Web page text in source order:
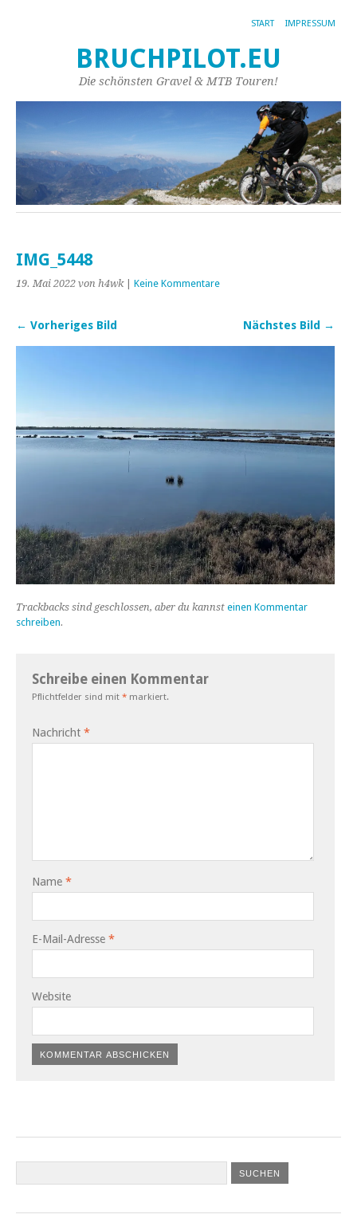
START IMPRESSUM
BRUCHPILOT.EU
Die schönsten Gravel & MTB Touren!
IMG_5448
19. Mai 2022 von h4wk| Keine Kommentare
← Vorheriges Bild Nächstes Bild →
Trackbacks sind geschlossen, aber du kannst einen Kommentar
schreiben.
Schreibe einen Kommentar
Pflichtfelder sind mit * markiert.
Nachricht *
Name *
E-Mail-Adresse *
Website